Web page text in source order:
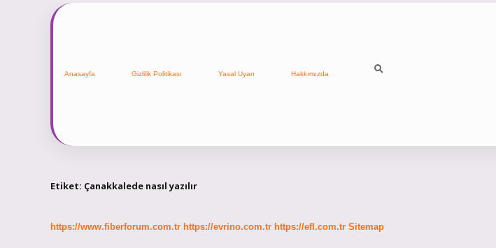
Anasayfa Gizlilik Politikası Yasal Uyarı Hakkımızda
Etiket: Çanakkalede nasıl yazılır
https://www.fiberforum.com.tr https://evrino.com.tr https://efl.com.tr Sitemap